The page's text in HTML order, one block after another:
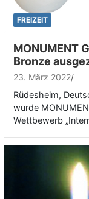
FREIZEIT
MONUMENT
Bronze
23. März 2022
Rüdesheim,
wurde
Wettbewerb